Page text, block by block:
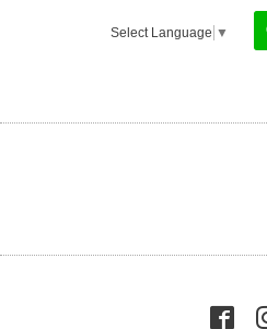
Select Language ▼